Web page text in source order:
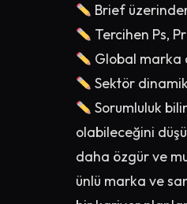
Brief
Tercihen Ps,
Global marka
Sektör
Sorumluluk
olabileceğini
daha özgür ve
ünlü marka ve